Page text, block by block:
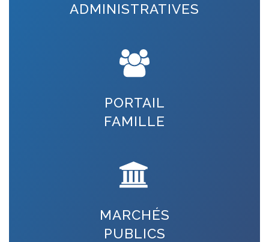
ADMINISTRATIVES
PORTAIL
FAMILLE
MARCHÉS
PUBLICS